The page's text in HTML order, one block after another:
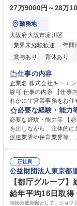
27万9000円～28万
勤務地
大阪府大阪市淀川区
業界未経験歓迎
年間
賞与あり
育休あり
土日祝休み
仕事の内容
企業名 株式会社キーエンス 求人名 【大阪・京都・滋賀】営業事
験可 仕事の内容 【仕事内容】大阪営業所、京都営業所、滋賀営業所いず
れかにて営業事務をお
の作成・カタログ送付・
善をお任せ。 【教育制度】ご入社後、育成担当とペアになりながらOJTに
て業務を覚えていただ
れているため、スムー
常に改善を目指す風土
募集職種 【大阪・京都
必要な経験・能力
必要な経験・能力等 【
を出しながら、主体的
派遣業界や保育業界等
により、キーエンスの
えて、お客様や社員の状
待され。組織を支えるス
社員から頼られる存在
務の持ち帰りも禁止され
歴・資格 学歴：大学院
正社員
公益財団法人東京都
【都庁グループ
給年平均16日取得
当社の総合職として、ジョブ